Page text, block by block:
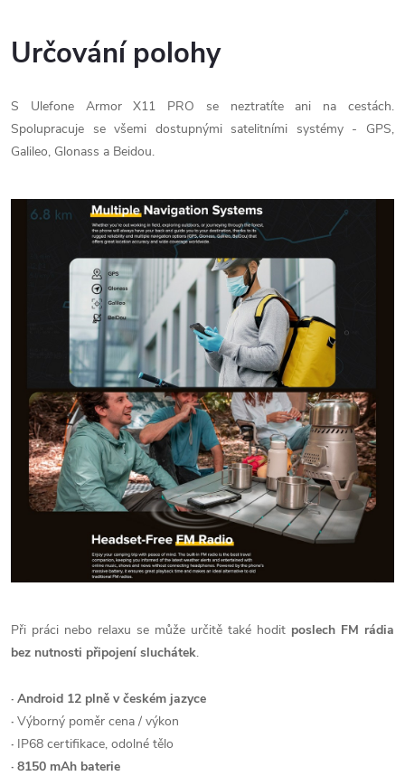
Určování polohy
S Ulefone Armor X11 PRO se neztratíte ani na cestách.
Spolupracuje se všemi dostupnými satelitními systémy - GPS,
Galileo, Glonass a Beidou.
Při práci nebo relaxu se může určitě také hodit poslech FM rádia
bez nutnosti připojení sluchátek.
· Android 12 plně v českém jazyce
· Výborný poměr cena / výkon
· IP68 certifikace, odolné tělo
· 8150 mAh baterie